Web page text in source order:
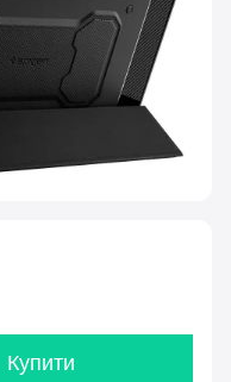
Купити